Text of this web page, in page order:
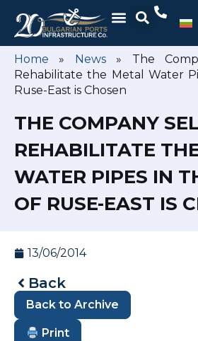
Home » News» The
Rehabilitate the Metal Water
Ruse-East is Chosen
THE COMPANY
REHABILITATE
WATER PIPES IN
OF RUSE-EAST IS
13/06/2014
Back
Back to Archive
Print